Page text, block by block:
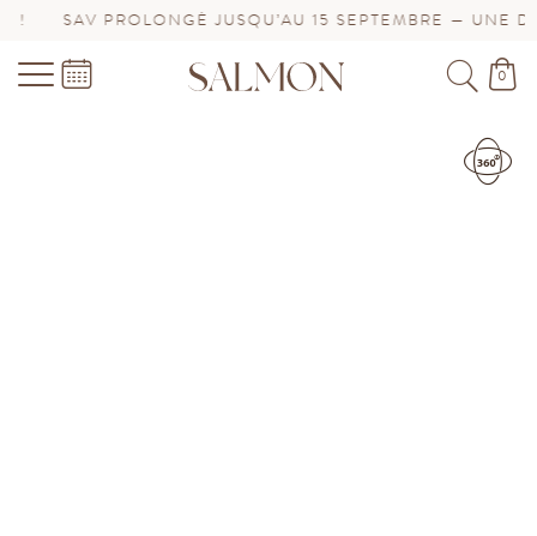
JUSQU’AU 15 SEPTEMBRE — UNE DEMANDE DE
0